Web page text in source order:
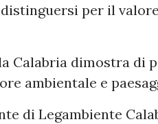
per il
Calabria dimostra di
ambientale e
di Legambiente